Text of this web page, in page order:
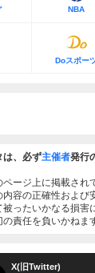
NBA
Doスポー
は、必ず主催者発行
ージ上に掲載され
容の正確性および
ったいかなる損害
責任を負いかねま
X(旧Twitter)